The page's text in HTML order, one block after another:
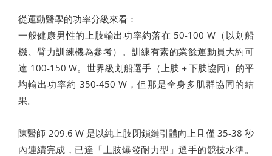
從運動醫學的功率分級來看：
一般健康男性的上肢輸出功率約落在 50-100 W（以划船
機、臂力訓練機為參考）。訓練有素的業餘運動員大約可
達 100-150 W。世界級划船選手（上肢＋下肢協同）的平
均輸出功率約 350-450 W，但那是全身多肌群協同的結
果。
陳醫師 209.6 W 是以純上肢閉鎖鏈引體向上且僅 35-38 秒
內連續完成，已達「上肢爆發耐力型」選手的競技水準。